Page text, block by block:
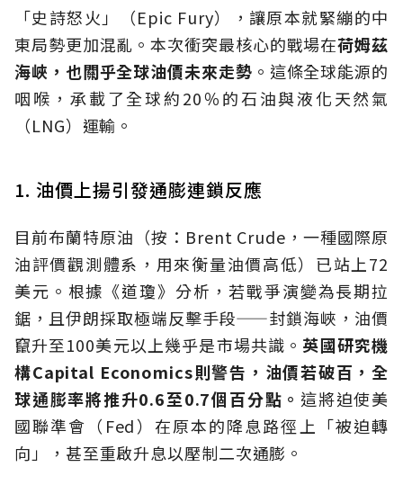
「史詩怒火」（Epic Fury），讓原本就緊繃的中
東局勢更加混亂。本次衝突最核心的戰場在荷姆茲
海峽，也關乎全球油價未來走勢 。這條全球能源的
咽喉，承載了全球約20％的石油與液化天然氣
（LNG）運輸。
1. 油價上揚引發通膨連鎖反應
目前布蘭特原油（按：Brent Crude，一種國際原
油評價觀測體系，用來衡量油價高低）已站上72
美元。根據《道瓊》分析，若戰爭演變為長期拉
鋸，且伊朗採取極端反擊手段——封鎖海峽，油價
竄升至100美元以上幾乎是市場共識。 英國研究機
構Capital Economics則警告，油價若破百，全
球通膨率將推升0.6至0.7個百分點。 這將迫使美
國聯準會（Fed）在原本的降息路徑上「被迫轉
向」，甚至重啟升息以壓制二次通膨。